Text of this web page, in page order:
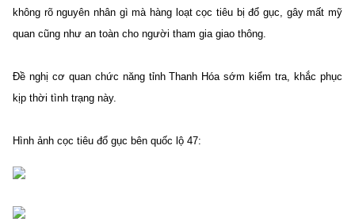
không rõ nguyên nhân gì mà hàng loạt cọc tiêu bị đổ gục, gây mất mỹ
quan cũng như an toàn cho người tham gia giao thông.
Đề nghị cơ quan chức năng tỉnh Thanh Hóa sớm kiểm tra, khắc phục
kịp thời tình trạng này.
Hình ảnh cọc tiêu đổ gục bên quốc lộ 47: